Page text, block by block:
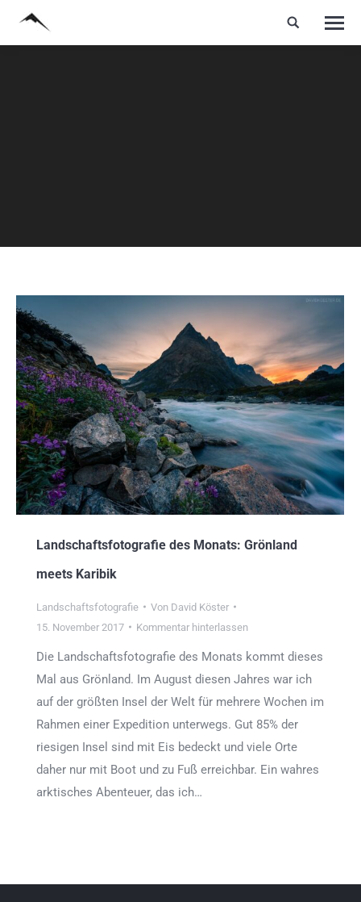
Landschaftsfotografie des Monats: Grönland
meets Karibik
Landschaftsfotografie Von David Köster
15. November 2017
Kommentar hinterlassen
Die Landschaftsfotografie des Monats kommt dieses
Mal aus Grönland. Im August diesen Jahres war ich
auf der größten Insel der Welt für mehrere Wochen im
Rahmen einer Expedition unterwegs. Gut 85% der
riesigen Insel sind mit Eis bedeckt und viele Orte
daher nur mit Boot und zu Fuß erreichbar. Ein wahres
arktisches Abenteuer, das ich…